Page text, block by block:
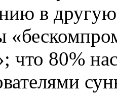
в
что 80%